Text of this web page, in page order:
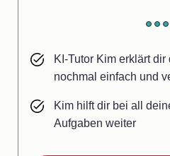
KI-Tutor Kim erklärt dir
nochmal einfach und
Kim hilft dir bei all
Aufgaben weiter